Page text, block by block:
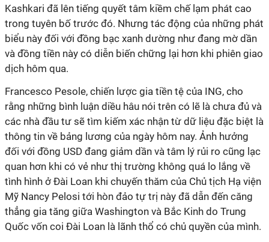
Kashkari đã lên tiếng quyết tâm kiềm chế lạm phát cao
trong tuyên bố trước đó. Nhưng tác động của những phát
biểu này đối với đồng bạc xanh dường như đang mờ dần
và đồng tiền này có diễn biến chững lại hơn khi phiên giao
dịch hôm qua.
Francesco Pesole, chiến lược gia tiền tệ của ING, cho
rằng những bình luận diều hâu nói trên có lẽ là chưa đủ và
các nhà đầu tư sẽ tìm kiếm xác nhận từ dữ liệu đặc biệt là
thông tin về bảng lương của ngày hôm nay. Ảnh hưởng
đối với đồng USD đang giảm dần và tâm lý rủi ro cũng lạc
quan hơn khi có vẻ như thị trường không quá lo lắng về
tình hình ở Đài Loan khi chuyến thăm của Chủ tịch Hạ viện
Mỹ Nancy Pelosi tới hòn đảo tự trị này đã dẫn đến căng
thẳng gia tăng giữa Washington và Bắc Kinh do Trung
Quốc vốn coi Đài Loan là lãnh thổ có chủ quyền của mình.